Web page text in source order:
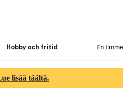
Hobby och fritid En
lisää täältä.